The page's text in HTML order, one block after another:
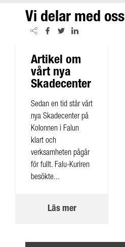
Vi delar med oss
Artikel om
vårt nya
Skadecenter
Sedan en tid står vårt
nya Skadecenter på
Kolonnen i Falun
klart och
verksamheten pågår
för fullt. Falu-Kuriren
besökte...
Läs mer